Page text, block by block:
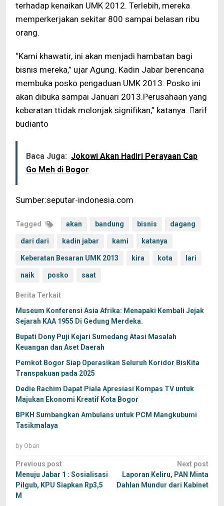
terhadap kenaikan UMK 2012. Terlebih, mereka
memperkerjakan sekitar 800 sampai belasan ribu
orang.
“Kami khawatir, ini akan menjadi hambatan bagi
bisnis mereka,” ujar Agung. Kadin Jabar berencana
membuka posko pengaduan UMK 2013. Posko ini
akan dibuka sampai Januari 2013.Perusahaan yang
keberatan ttidak melonjak signifikan,” katanya. arif
budianto
Baca Juga: Jokowi Akan Hadiri Perayaan Cap
Go Meh di Bogor
Sumber:seputar-indonesia.com
Tagged akan bandung bisnis dagang
dari dari kadin jabar kami katanya
Keberatan Besaran UMK 2013 kira kota lari
naik posko saat
Berita Terkait
Museum Konferensi Asia Afrika: Menapaki Kembali Jejak
Sejarah KAA 1955 Di Gedung Merdeka.
Bupati Dony Puji Kejari Sumedang Atasi Masalah
Keuangan dan Aset Daerah
Pemkot Bogor Siap Operasikan Seluruh Koridor BisKita
Transpakuan pada 2025
Dedie Rachim Dapat Piala Apresiasi Kompas TV untuk
Majukan Ekonomi Kreatif Kota Bogor
BPKH Sumbangkan Ambulans untuk PCM Mangkubumi
Tasikmalaya
by Oban
Post
navigation
Previous post
Menuju Jabar 1 : Sosialisasi
Pilgub, KPU Siapkan Rp3,5
M
Next post
Laporan Keliru, PAN Minta
Dahlan Mundur dari Kabinet